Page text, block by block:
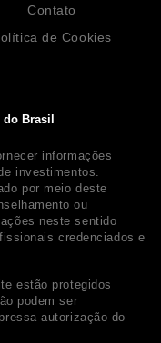
Brasil
informações
investimentos.
por meio deste
ou
neste sentido
credenciados e
estão protegidos
podem ser
autorização do
Contato
de Cookies